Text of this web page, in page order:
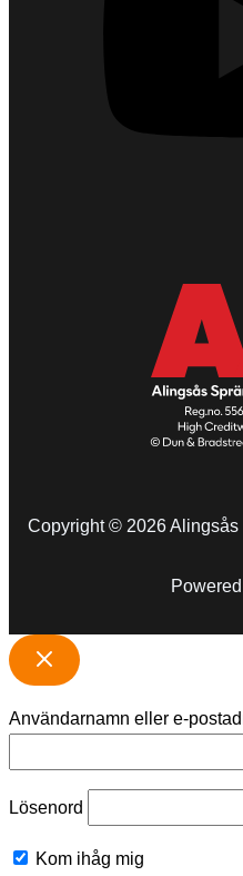
Copyright © 2026 Alingsås
Användarnamn eller e-
Lösenord
Kom ihåg mig